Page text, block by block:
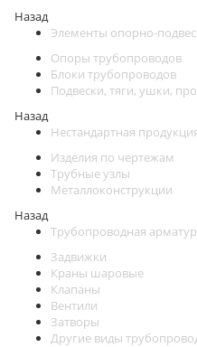
Назад
Элементы опорно-
Опоры трубопроводов
Блоки трубопроводов
Подвески, тяги, ушки,
Назад
Нестандартная
Изделия по чертежам
Трубные узлы
Металлоконструкции
Назад
Трубопроводная
Задвижки
Краны шаровые
Клапаны
Вентили
Затворы
Другие виды